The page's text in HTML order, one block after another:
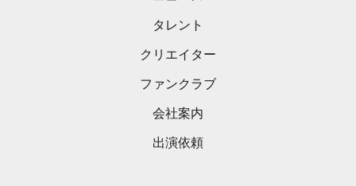
タレント
クリエイター
ファンクラブ
会社案内
出演依頼